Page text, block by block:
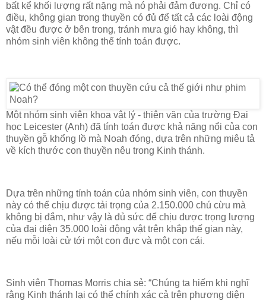
bất kể khối lượng rất nặng mà nó phải đảm đương. Chỉ có
điều, không gian trong thuyền có đủ để tất cả các loài động
vật đều được ở bên trong, tránh mưa gió hay không, thì
nhóm sinh viên không thể tính toán được.
Một nhóm sinh viên khoa vật lý - thiên văn của trường Đại
học Leicester (Anh) đã tính toán được khả năng nổi của con
thuyền gỗ khổng lồ mà Noah đóng, dựa trên những miêu tả
về kích thước con thuyền nêu trong Kinh thánh.
Dựa trên những tính toán của nhóm sinh viên, con thuyền
này có thể chịu được tải trọng của 2.150.000 chú cừu mà
không bị đắm, như vậy là đủ sức để chịu được trọng lượng
của đại diện 35.000 loài động vật trên khắp thế gian này,
nếu mỗi loài cử tới một con đực và một con cái.
Sinh viên Thomas Morris chia sẻ: “Chúng ta hiếm khi nghĩ
rằng Kinh thánh lại có thể chính xác cả trên phương diện